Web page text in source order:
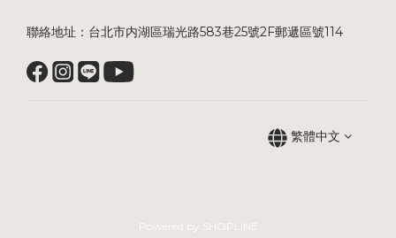
聯絡地址：台北市内湖區瑞光路583巷25號2F郵遞區號114
繁體中文
Powered by SHOPLINE